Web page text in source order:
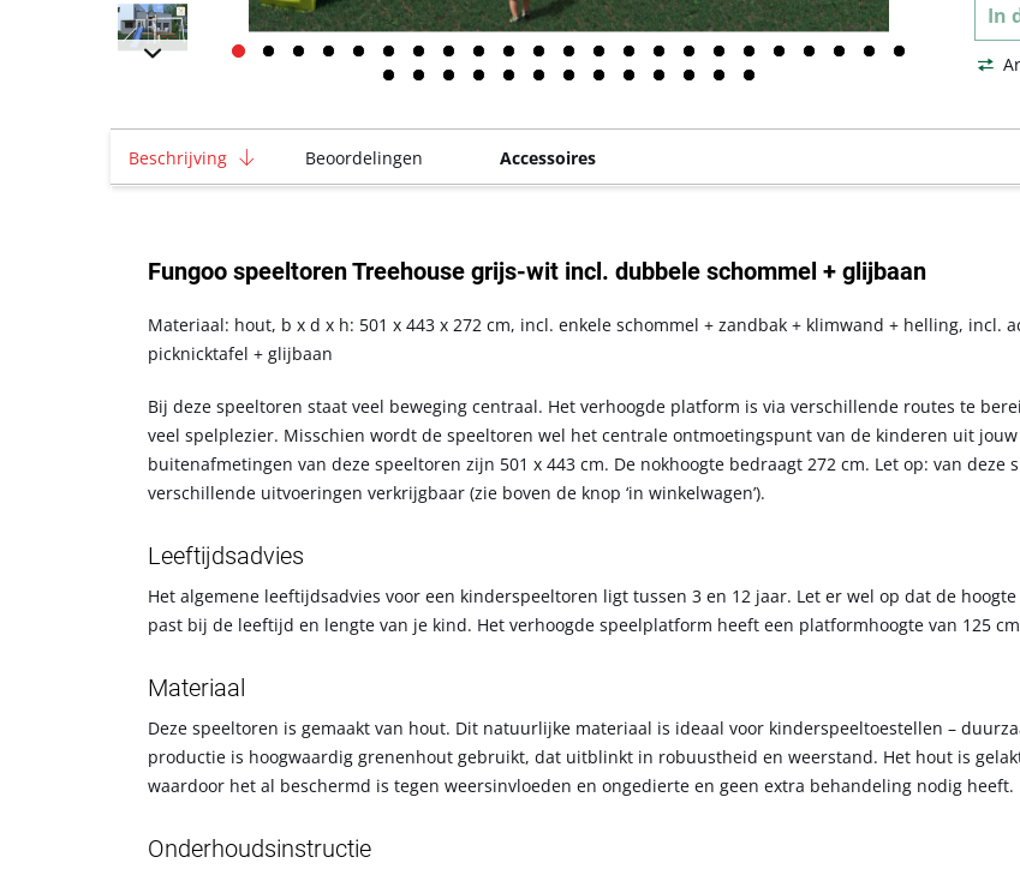
In
Beschrijving Beoordelingen Accessoires
Fungoo speeltoren Treehouse grijs-wit incl. dubbele schommel + glijbaan
Materiaal: hout, b x d x h: 501 x 443 x 272 cm, incl. enkele schommel + zandbak + klimwand + helling, incl.
picknicktafel + glijbaan
Bij deze speeltoren staat veel beweging centraal. Het verhoogde platform is via verschillende routes te
veel spelplezier. Misschien wordt de speeltoren wel het centrale ontmoetingspunt van de kinderen uit
buitenafmetingen van deze speeltoren zijn 501 x 443 cm. De nokhoogte bedraagt 272 cm. Let op: van deze
verschillende uitvoeringen verkrijgbaar (zie boven de knop ‘in winkelwagen’).
Leeftijdsadvies
Het algemene leeftijdsadvies voor een kinderspeeltoren ligt tussen 3 en 12 jaar. Let er wel op dat de
past bij de leeftijd en lengte van je kind. Het verhoogde speelplatform heeft een platformhoogte van 125
Materiaal
Deze speeltoren is gemaakt van hout. Dit natuurlijke materiaal is ideaal voor kinderspeeltoestellen –
productie is hoogwaardig grenenhout gebruikt, dat uitblinkt in robuustheid en weerstand. Het hout is
waardoor het al beschermd is tegen weersinvloeden en ongedierte en geen extra behandeling nodig heeft.
Onderhoudsinstructie